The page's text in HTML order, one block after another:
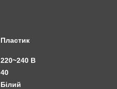
Пластик
220~240 В
40
Білий